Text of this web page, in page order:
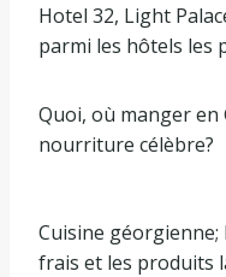
Hotel 32, Light
parmi les hôtels les
Quoi, où manger en
nourriture célèbre?
Cuisine géorgienne;
frais et les produits